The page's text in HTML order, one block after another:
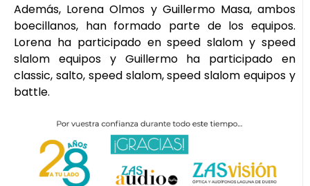
Además, Lorena Olmos y Guillermo Masa, ambos
boecillanos, han formado parte de los equipos.
Lorena ha participado en speed slalom y speed
slalom equipos y Guillermo ha participado en
classic, salto, speed slalom, speed slalom equipos y
battle.